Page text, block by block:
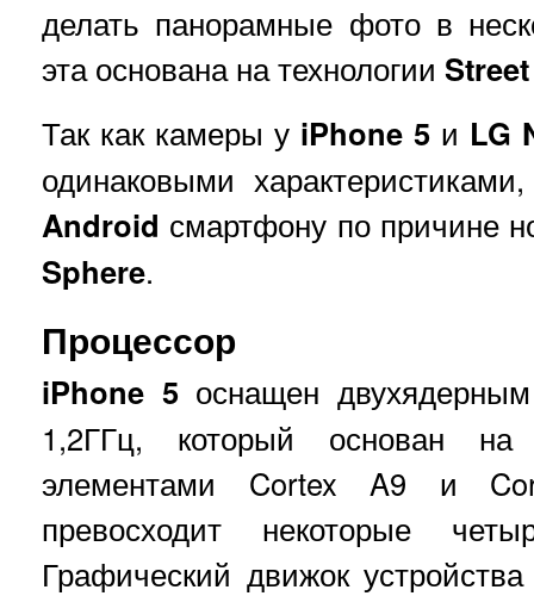
делать панорамные фото в
эта основана на технологии
Так как камеры у iPhone 5 и LG
одинаковыми
Android смартфону по причине
Sphere.
Процессор
iPhone 5оснащен
1,2ГГц, который основан на
элементами Cortex A9 и
превосходит некоторые
Графический движок